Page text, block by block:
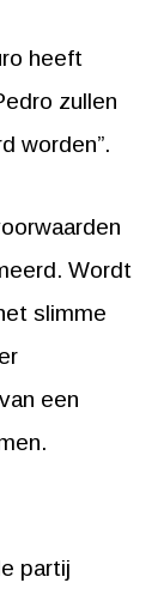
heeft
zullen
worden”.
Wordt
slimme
een
partij